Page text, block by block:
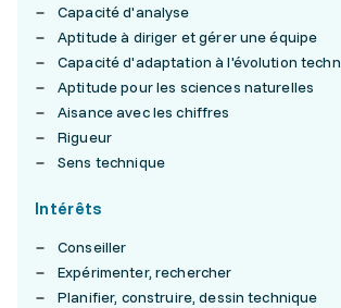
Capacité d'analyse
Aptitude à diriger et gérer une équipe
Capacité d'adaptation à l'évolution
Aptitude pour les sciences naturelles
Aisance avec les chiffres
Rigueur
Sens technique
Intérêts
Conseiller
Expérimenter, rechercher
Planifier, construire, dessin technique